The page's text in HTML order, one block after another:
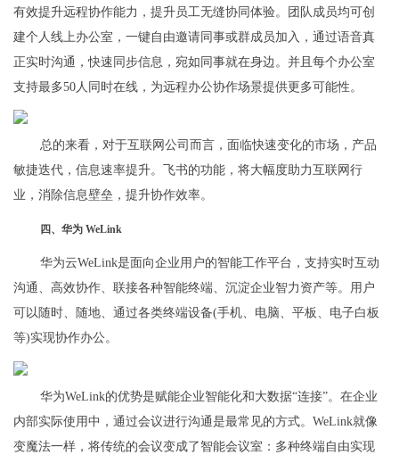
有效提升远程协作能力，提升员工无缝协同体验。团队成员均可创
建个人线上办公室，一键自由邀请同事或群成员加入，通过语音真
正实时沟通，快速同步信息，宛如同事就在身边。并且每个办公室
支持最多50人同时在线，为远程办公协作场景提供更多可能性。
总的来看，对于互联网公司而言，面临快速变化的市场，产品
敏捷迭代，信息速率提升。飞书的功能，将大幅度助力互联网行
业，消除信息壁垒，提升协作效率。
四、华为 WeLink
华为云WeLink是面向企业用户的智能工作平台，支持实时互动
沟通、高效协作、联接各种智能终端、沉淀企业智力资产等。用户
可以随时、随地、通过各类终端设备(手机、电脑、平板、电子白板
等)实现协作办公。
华为WeLink的优势是赋能企业智能化和大数据“连接”。在企业
内部实际使用中，通过会议进行沟通是最常见的方式。WeLink就像
变魔法一样，将传统的会议变成了智能会议室：多种终端自由实现